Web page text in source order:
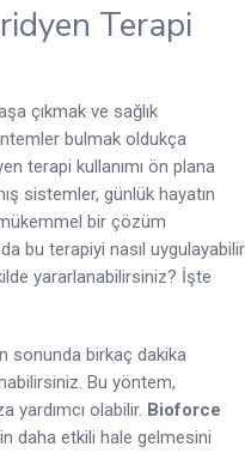
Terapi
çıkmak ve sağlık
bulmak oldukça
terapi kullanımı ön plana
sistemler, günlük hayatın
bir çözüm
bu terapiyi nasıl uygulayabilir
yararlanabilirsiniz? İşte
sonunda birkaç dakika
Bu yöntem,
yardımcı olabilir. Bioforce
daha etkili hale gelmesini